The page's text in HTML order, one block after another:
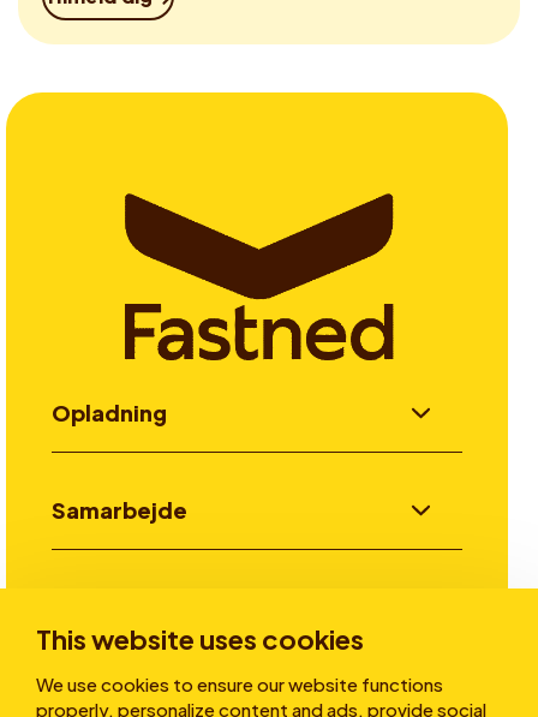
This website uses cookies
We use cookies to ensure our website functions
properly, personalize content and ads, provide social
Opladning
Samarbejde
Historier